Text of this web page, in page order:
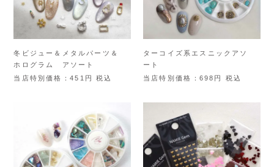
冬ビジュー＆メタルパーツ＆
ホログラム アソート
当店特別価格
451 税込
ターコイズ系エスニックアソ
ート
当店特別価格
698 税込